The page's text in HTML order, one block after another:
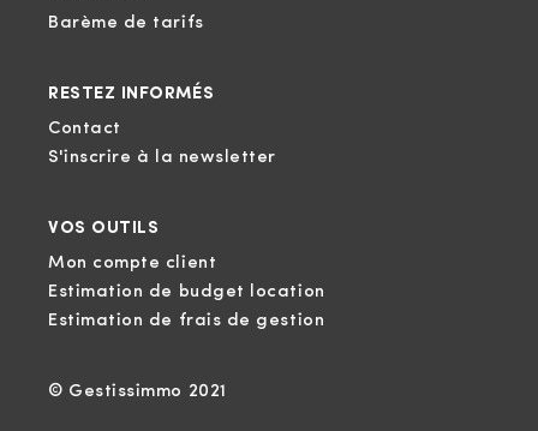
Barème de tarifs
RESTEZ INFORMÉS
Contact
S'inscrire à la newsletter
VOS OUTILS
Mon compte client
Estimation de budget location
Estimation de frais de gestion
© Gestissimmo 2021